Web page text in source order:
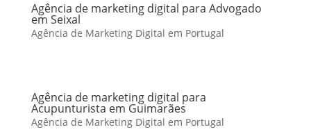
Agência de marketing digital para Advogado
em Seixal
Agência de Marketing Digital em Portugal
Agência de marketing digital para
Acupunturista em Guimarães
Agência de Marketing Digital em Portugal